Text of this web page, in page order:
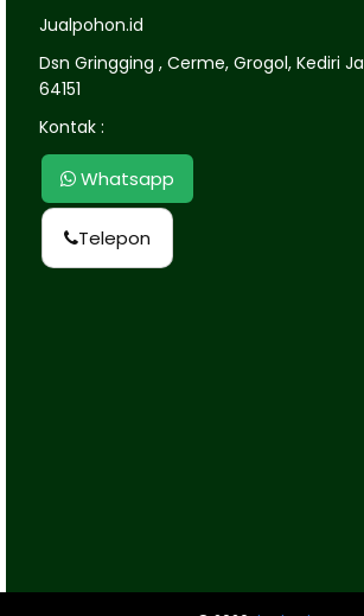
Jualpohon.id
Dsn Gringging , Cerme, Grogol, Kediri
64151
Kontak :
Whatsapp
Telepon